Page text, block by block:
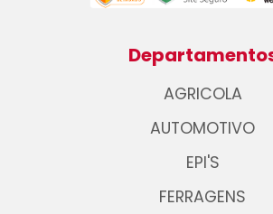
AGRICOLA
AUTOMOTIVO
EPI'S
FERRAGENS